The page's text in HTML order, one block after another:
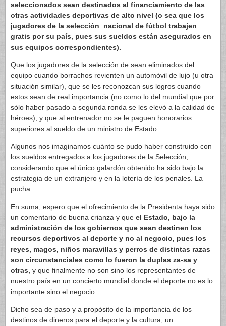
seleccionados sean destinados al financiamiento de las
otras actividades deportivas de alto nivel (o sea que los
jugadores de la selección nacional de fútbol trabajen
gratis por su país, pues sus sueldos están asegurados en
sus equipos correspondientes).
Que los jugadores de la selección de sean eliminados del
equipo cuando borrachos revienten un automóvil de lujo (u otra
situación similar), que se les reconozcan sus logros cuando
estos sean de real importancia (no como lo del mundial que por
sólo haber pasado a segunda ronda se les elevó a la calidad de
héroes), y que al entrenador no se le paguen honorarios
superiores al sueldo de un ministro de Estado.
Algunos nos imaginamos cuánto se pudo haber construido con
los sueldos entregados a los jugadores de la Selección,
considerando que el único galardón obtenido ha sido bajo la
estrategia de un extranjero y en la lotería de los penales. La
pucha.
En suma, espero que el ofrecimiento de la Presidenta haya sido
un comentario de buena crianza y que el Estado, bajo la
administración de los gobiernos que sean destinen los
recursos deportivos al deporte y no al negocio, pues los
reyes, magos, niños maravillas y perros de distintas razas
son circunstanciales como lo fueron la duplas za-sa y
otras, y que finalmente no son sino los representantes de
nuestro país en un concierto mundial donde el deporte no es lo
importante sino el negocio.
Dicho sea de paso y a propósito de la importancia de los
destinos de dineros para el deporte y la cultura, un